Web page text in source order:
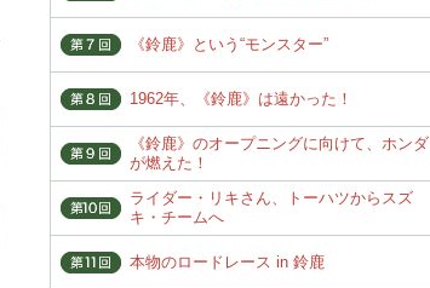
《鈴鹿》という“モンスター”
1962年、《鈴鹿》は遠かった！
《鈴鹿》のオープニングに向けて、ホンダ
が燃えた！
ライダー・リキさん、トーハツからスズ
キ・チームへ
本物のロードレース in 鈴鹿